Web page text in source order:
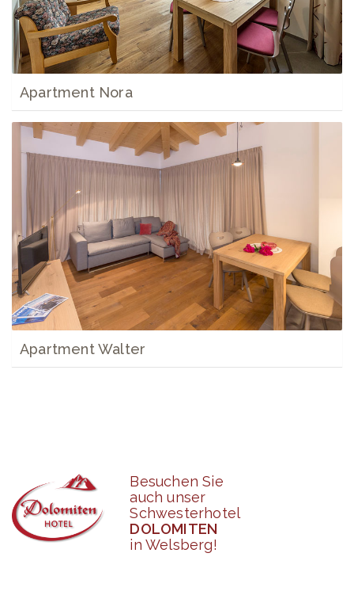
Apartment Nora
Apartment Walter
Besuchen Sie
auch unser
Schwesterhotel
DOLOMITEN
in Welsberg!